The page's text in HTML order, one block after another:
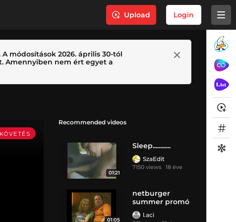
Upload Login
módosítások 2026. április 30-tól
Amennyiben nem ért egyet a
Recommended videos
01:21
Sleep............
SzaEdit
7150 views 18 éve
01:05
netburger
summer promó
l.aci